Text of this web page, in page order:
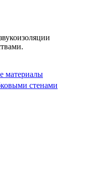
материалы
стенами